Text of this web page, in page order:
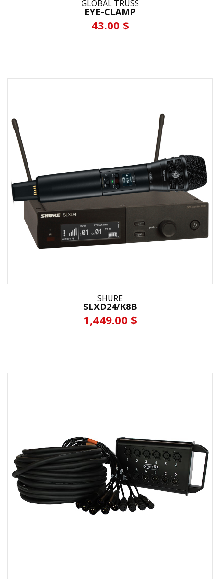
GLOBAL TRUSS
EYE-CLAMP
43.00 $
SHURE
SLXD24/K8B
1,449.00 $